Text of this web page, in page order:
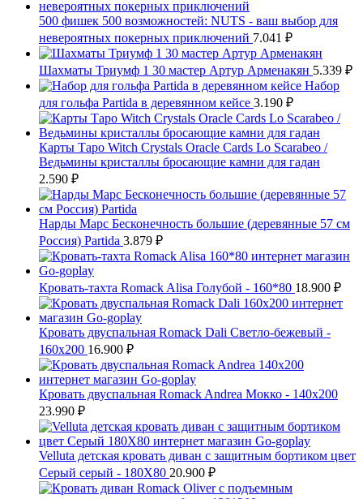
500 фишек 500 возможностей: NUTS - ваш выбор для
невероятных покерных приключений 7.041 ₽
Шахматы Триумф 1 30 мастер Артур Арменакян 5.339 ₽
Набор
для гольфа Partida в деревянном кейсе 3.190 ₽
Карты Таро Witch Crystals Oracle Cards Lo Scarabeo /
Ведьмины кристаллы бросающие камни для гадан
2.590 ₽
Нарды Марс Бесконечность большие (деревянные 57 см
Россия) Partida 3.879 ₽
Кровать-тахта Romack Alisa Голубой - 160*80 18.900 ₽
Кровать двуспальная Romack Dali Светло-бежевый -
160x200 16.900 ₽
Кровать двуспальная Romack Andrea Мокко - 140x200
23.990 ₽
Velluta детская кровать диван с защитным бортиком цвет
Серый серый - 180Х80 20.900 ₽